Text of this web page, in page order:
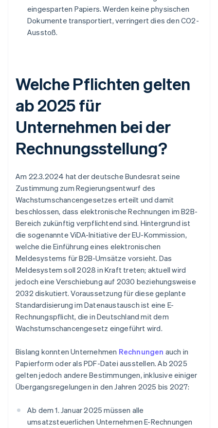
eingesparten Papiers. Werden keine physischen
Dokumente transportiert, verringert dies den CO2-
Ausstoß.
Welche Pflichten gelten
ab 2025 für
Unternehmen bei der
Rechnungsstellung?
Am 22.3.2024 hat der deutsche Bundesrat seine
Zustimmung zum Regierungsentwurf des
Wachstumschancengesetzes erteilt und damit
beschlossen, dass elektronische Rechnungen im B2B-
Bereich zukünftig verpflichtend sind. Hintergrund ist
die sogenannte ViDA-Initiative der EU-Kommission,
welche die Einführung eines elektronischen
Meldesystems für B2B-Umsätze vorsieht. Das
Meldesystem soll 2028 in Kraft treten; aktuell wird
jedoch eine Verschiebung auf 2030 beziehungsweise
2032 diskutiert. Voraussetzung für diese geplante
Standardisierung im Datenaustausch ist eine E-
Rechnungspflicht, die in Deutschland mit dem
Wachstumschancengesetz eingeführt wird.
Bislang konnten Unternehmen Rechnungen auch in
Papierform oder als PDF-Datei ausstellen. Ab 2025
gelten jedoch andere Bestimmungen, inklusive einiger
Übergangsregelungen in den Jahren 2025 bis 2027:
Ab dem 1. Januar 2025 müssen alle
umsatzsteuerlichen Unternehmen E-Rechnungen